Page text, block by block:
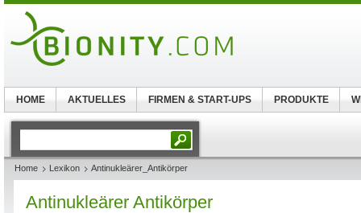
Home Lexikon Antinukleärer_Antikörper
Antinukleärer Antikörper
HOME AKTUELLES FIRMEN & START-UPS PRODUKTE